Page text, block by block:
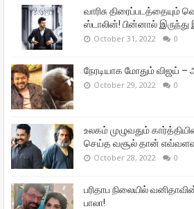
வாரிசு திரைப்படத்தையும்
ஸ்டாலின்! பின்னால்
October 31, 2022 0
நேரடியாக மோதும் விஜய் –
October 29, 2022 0
உலகம் முழுவதும்
செய்த வசூல் தான்
October 28, 2022 0
பரிதாப நிலையில்
பாலா!